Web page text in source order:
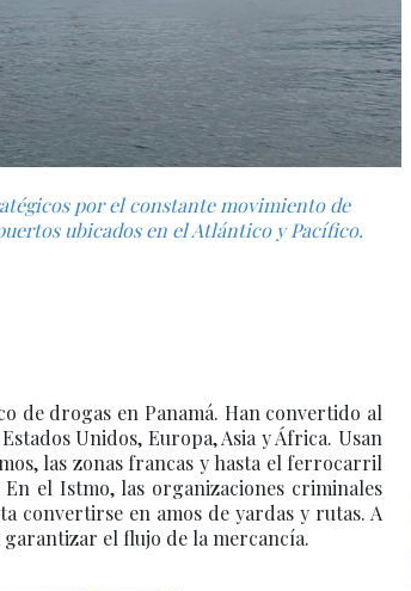
por el constante movimiento de
ubicados en el Atlántico y Pacífico.
de drogas en Panamá. Han convertido al
Unidos, Europa, Asia y África. Usan
las zonas francas y hasta el ferrocarril
el Istmo, las organizaciones criminales
convertirse en amos de yardas y rutas. A
el flujo de la mercancía.